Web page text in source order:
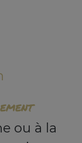
ou à la